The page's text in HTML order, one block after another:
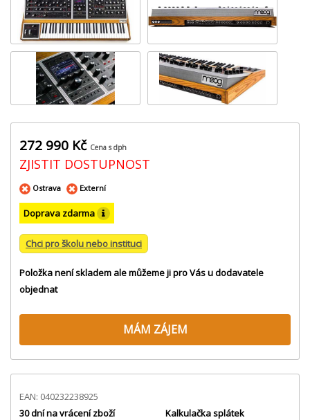
272 990 Kč Cena s dph
ZJISTIT DOSTUPNOST
Ostrava Externí
Doprava zdarma
Chci pro školu nebo instituci
Položka není skladem ale můžeme ji pro Vás u dodavatele
objednat
MÁM ZÁJEM
EAN: 040232238925
30 dní na vrácení zboží
Kalkulačka splátek